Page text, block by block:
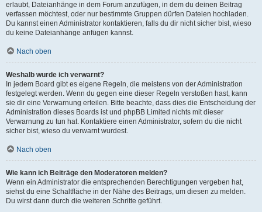
erlaubt, Dateianhänge in dem Forum anzufügen, in dem du deinen Beitrag
verfassen möchtest, oder nur bestimmte Gruppen dürfen Dateien hochladen.
Du kannst einen Administrator kontaktieren, falls du dir nicht sicher bist, wieso
du keine Dateianhänge anfügen kannst.
Nach oben
Weshalb wurde ich verwarnt?
In jedem Board gibt es eigene Regeln, die meistens von der Administration
festgelegt werden. Wenn du gegen eine dieser Regeln verstoßen hast, kann
sie dir eine Verwarnung erteilen. Bitte beachte, dass dies die Entscheidung der
Administration dieses Boards ist und phpBB Limited nichts mit dieser
Verwarnung zu tun hat. Kontaktiere einen Administrator, sofern du die nicht
sicher bist, wieso du verwarnt wurdest.
Nach oben
Wie kann ich Beiträge den Moderatoren melden?
Wenn ein Administrator die entsprechenden Berechtigungen vergeben hat,
siehst du eine Schaltfläche in der Nähe des Beitrags, um diesen zu melden.
Du wirst dann durch die weiteren Schritte geführt.